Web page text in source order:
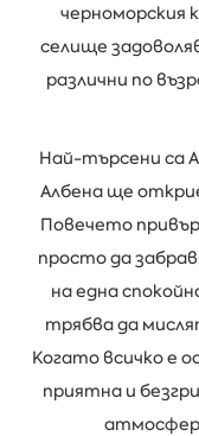
черноморския
селище
различни по
Най-търсени са
Албена ще
Повечето
просто да
на една
трябва да
Когато всичко е
приятна и